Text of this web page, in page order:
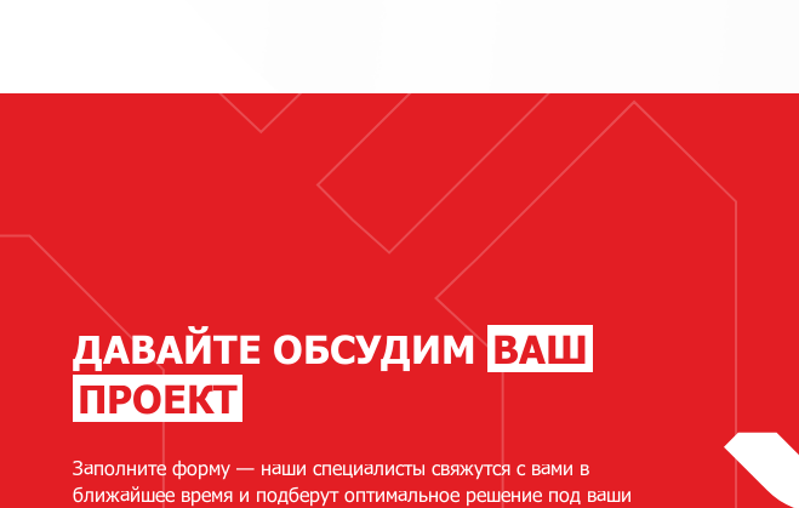
ДАВАЙТЕ ОБСУДИМВАШ
ПРОЕКТ
Заполните форму — наши специалисты свяжутся с вами в
ближайшее время и подберут оптимальное решение под ваши